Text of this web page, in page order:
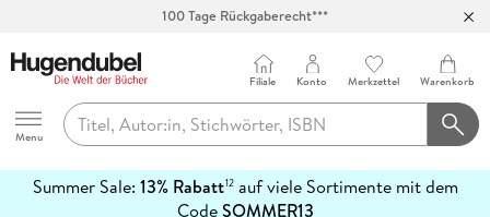
100 Tage Rückgaberecht***
Hugendubel
Menu
Filiale Konto Merkzettel Warenkorb
Summer Sale: 13% Rabatt12auf viele Sortimente mit dem
CodeSOMMER13